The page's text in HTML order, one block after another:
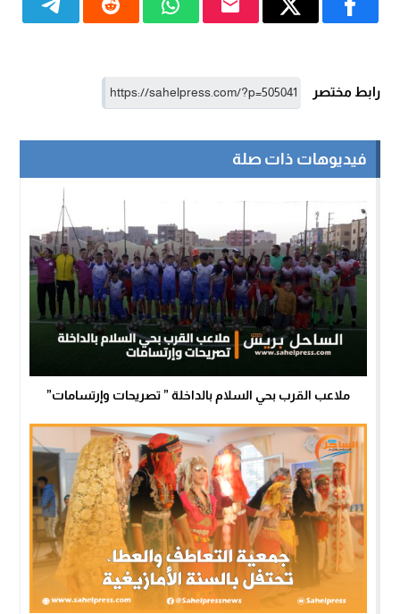
رابط مختصر
فيديوهات ذات صلة
ملاعب القرب بحي السلام بالداخلة ” تصريحات وإرتسامات”